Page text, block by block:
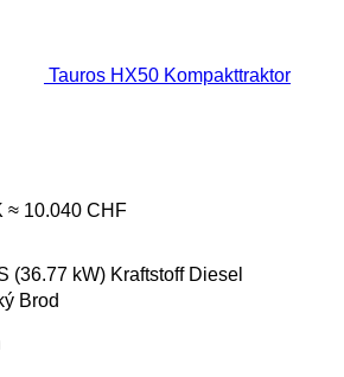
Tauros HX50 Kompakttraktor
≈ 10.040 CHF
(36.77 kW) Kraftstoff Diesel
Brod